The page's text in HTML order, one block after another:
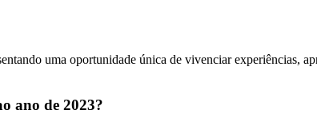
uma oportunidade única de vivenciar experiências,
ano de 2023?